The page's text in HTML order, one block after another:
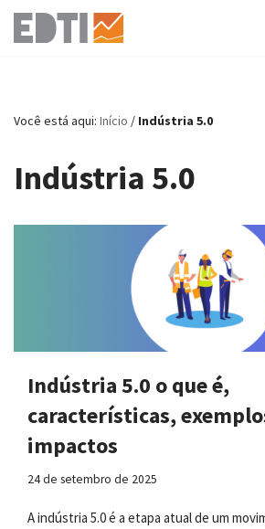
Pular
conteúdo
Você está aqui: Início / Indústria 5.0
Indústria 5.0
Indústria 5.0 o que é,
características,
impactos
24 de setembro de 2025
A indústria 5.0 é a etapa atual de um